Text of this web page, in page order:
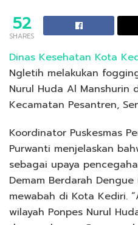
52
SHARES
Dinas Kesehatan Kota
Ngletih melakukan
Nurul Huda Al Manshurin
Kecamatan Pesantren,
Koordinator Puskesmas
Purwanti menjelaskan
sebagai upaya
Demam Berdarah
mewabah di Kota Kediri.
wilayah Ponpes Nurul